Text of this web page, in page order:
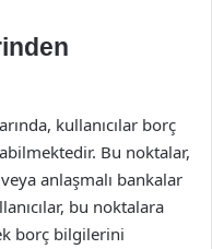
kullanıcılar borç
Bu noktalar,
anlaşmalı bankalar
bu noktalara
borç bilgilerini